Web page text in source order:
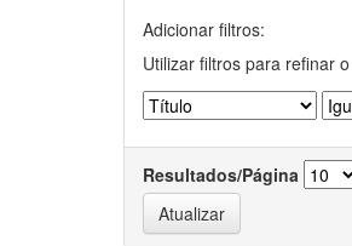
Adicionar filtros:
Utilizar filtros para refinar
Resultados/Página